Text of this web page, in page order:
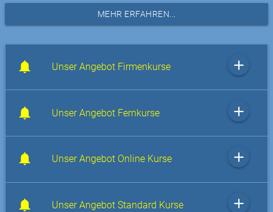
MEHR ERFAHREN...
Unser Angebot Firmenkurse add
Unser Angebot Fernkurse add
Unser Angebot Online Kurse add
Unser Angebot Standard Kurse add